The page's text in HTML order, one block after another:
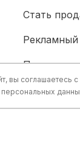
Стать
Рекламный
Партнерам
вы соглашаетесь с